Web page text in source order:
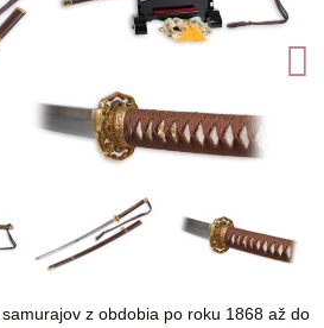
z obdobia po roku 1868 až do